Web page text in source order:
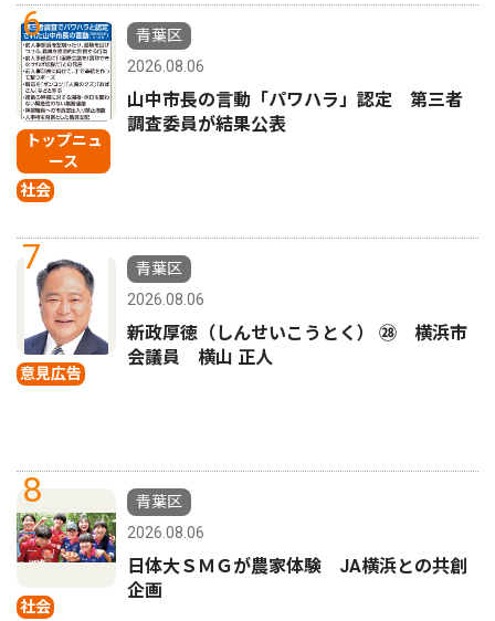
6
トップニュ
ース
社会
青葉区
2026.08.06
山中市長の言動「パワハラ」認定 第三者
調査委員が結果公表
7
意見広告
青葉区
2026.08.06
新政厚徳（しんせいこうとく） ㉘ 横浜市
会議員 横山 正人
8
社会
青葉区
2026.08.06
日体大ＳＭＧが農家体験 JA横浜との共創
企画